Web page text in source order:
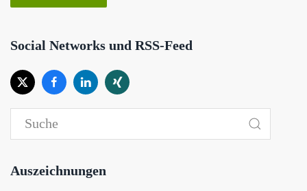
Social Networks und RSS-Feed
Auszeichnungen